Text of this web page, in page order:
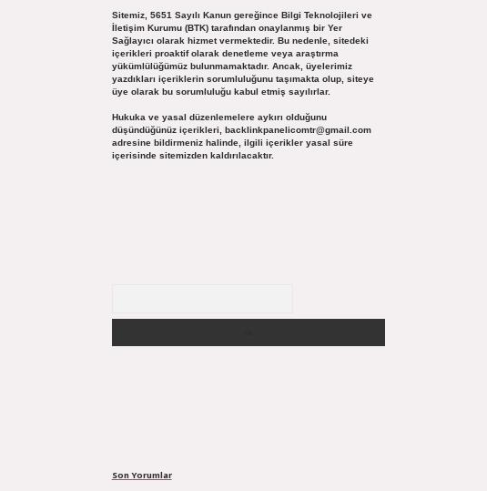
Sitemiz, 5651 Sayılı Kanun gereğince Bilgi Teknolojileri ve
İletişim Kurumu (BTK) tarafından onaylanmış bir Yer
Sağlayıcı olarak hizmet vermektedir. Bu nedenle, sitedeki
içerikleri proaktif olarak denetleme veya araştırma
yükümlülüğümüz bulunmamaktadır. Ancak, üyelerimiz
yazdıkları içeriklerin sorumluluğunu taşımakta olup, siteye
üye olarak bu sorumluluğu kabul etmiş sayılırlar.
Hukuka ve yasal düzenlemelere aykırı olduğunu
düşündüğünüz içerikleri, backlinkpanelicomtr@gmail.com
adresine bildirmeniz halinde, ilgili içerikler yasal süre
içerisinde sitemizden kaldırılacaktır.
Son Yorumlar